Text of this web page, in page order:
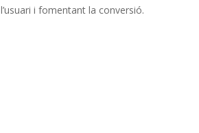
l’usuari i fomentant la conversió.